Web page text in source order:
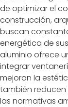
de optimizar el
construcción,
buscan
energética de
aluminio ofrece
integrar
mejoran la
también
las normativas